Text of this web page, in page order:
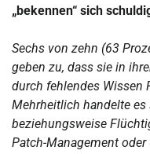
„bekennen“ sich
Sechs von zehn (63
geben zu, dass sie in
durch fehlendes Wissen
Mehrheitlich handelte
beziehungsweise
Patch-Management oder